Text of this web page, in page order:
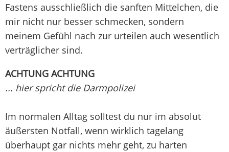
Fastens ausschließlich die sanften Mittelchen, die
mir nicht nur besser schmecken, sondern
meinem Gefühl nach zur urteilen auch wesentlich
verträglicher sind.
ACHTUNG ACHTUNG
... hier spricht die Darmpolizei
Im normalen Alltag solltest du nur im absolut
äußersten Notfall, wenn wirklich tagelang
überhaupt gar nichts mehr geht, zu harten